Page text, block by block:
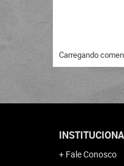
Carregando
Fale Conosco